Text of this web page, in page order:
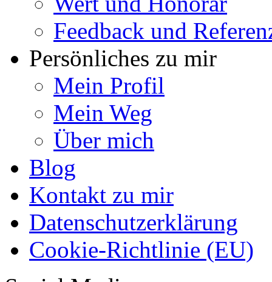
Feedback und
Persönliches zu mir
Mein Profil
Mein Weg
Über mich
Blog
Kontakt zu mir
Datenschutzerklärung
Cookie-Richtlinie (EU)